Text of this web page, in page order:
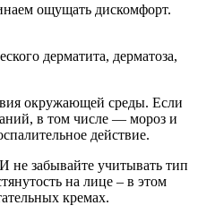
ощущать дискомфорт.
дерматита, дерматоза,
окружающей среды. Если
в том числе — мороз и
действие.
не забывайте учитывать тип
на лице – в этом
кремах.